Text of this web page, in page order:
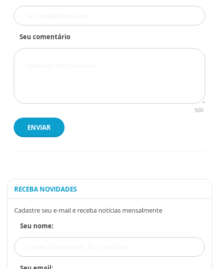
Seu comentário
500
ENVIAR
RECEBA NOVIDADES
Cadastre seu e-mail e receba notícias mensalmente
Seu nome: